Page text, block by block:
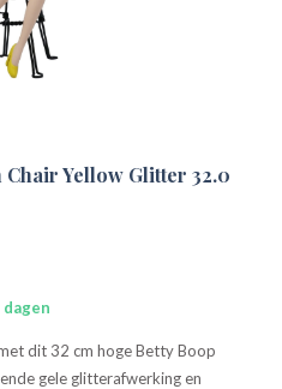
Yellow Glitter 32.0
dit 32 cm hoge Betty Boop
gele glitterafwerking en